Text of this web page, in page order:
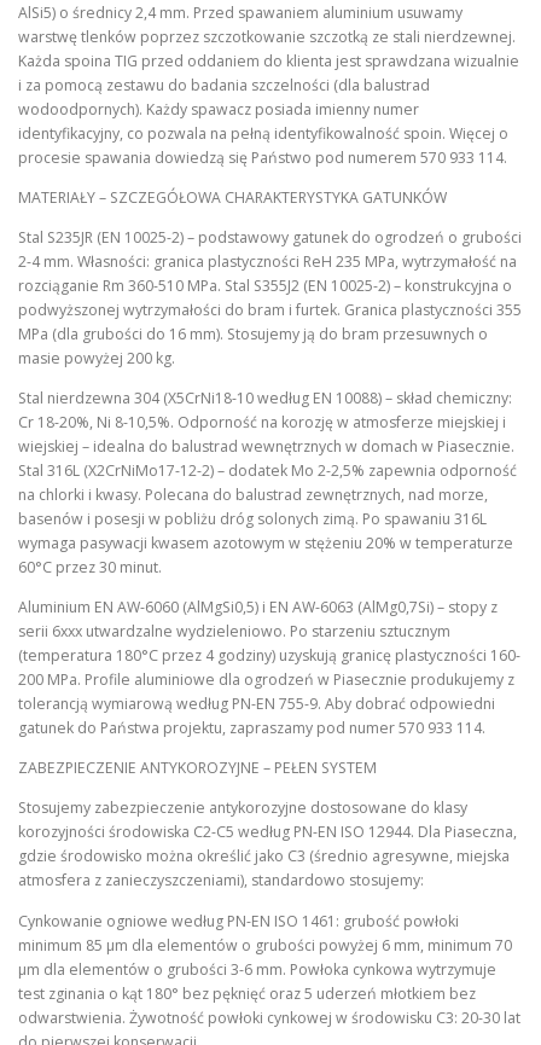
AlSi5) o średnicy 2,4 mm. Przed spawaniem aluminium usuwamy
warstwę tlenków poprzez szczotkowanie szczotką ze stali nierdzewnej.
Każda spoina TIG przed oddaniem do klienta jest sprawdzana wizualnie
i za pomocą zestawu do badania szczelności (dla balustrad
wodoodpornych). Każdy spawacz posiada imienny numer
identyfikacyjny, co pozwala na pełną identyfikowalność spoin. Więcej o
procesie spawania dowiedzą się Państwo pod numerem 570 933 114.
MATERIAŁY – SZCZEGÓŁOWA CHARAKTERYSTYKA GATUNKÓW
Stal S235JR (EN 10025-2) – podstawowy gatunek do ogrodzeń o grubości
2-4 mm. Własności: granica plastyczności ReH 235 MPa, wytrzymałość na
rozciąganie Rm 360-510 MPa. Stal S355J2 (EN 10025-2) – konstrukcyjna o
podwyższonej wytrzymałości do bram i furtek. Granica plastyczności 355
MPa (dla grubości do 16 mm). Stosujemy ją do bram przesuwnych o
masie powyżej 200 kg.
Stal nierdzewna 304 (X5CrNi18-10 według EN 10088) – skład chemiczny:
Cr 18-20%, Ni 8-10,5%. Odporność na korozję w atmosferze miejskiej i
wiejskiej – idealna do balustrad wewnętrznych w domach w Piasecznie.
Stal 316L (X2CrNiMo17-12-2) – dodatek Mo 2-2,5% zapewnia odporność
na chlorki i kwasy. Polecana do balustrad zewnętrznych, nad morze,
basenów i posesji w pobliżu dróg solonych zimą. Po spawaniu 316L
wymaga pasywacji kwasem azotowym w stężeniu 20% w temperaturze
60°C przez 30 minut.
Aluminium EN AW-6060 (AlMgSi0,5) i EN AW-6063 (AlMg0,7Si) – stopy z
serii 6xxx utwardzalne wydzieleniowo. Po starzeniu sztucznym
(temperatura 180°C przez 4 godziny) uzyskują granicę plastyczności 160-
200 MPa. Profile aluminiowe dla ogrodzeń w Piasecznie produkujemy z
tolerancją wymiarową według PN-EN 755-9. Aby dobrać odpowiedni
gatunek do Państwa projektu, zapraszamy pod numer 570 933 114.
ZABEZPIECZENIE ANTYKOROZYJNE – PEŁEN SYSTEM
Stosujemy zabezpieczenie antykorozyjne dostosowane do klasy
korozyjności środowiska C2-C5 według PN-EN ISO 12944. Dla Piaseczna,
gdzie środowisko można określić jako C3 (średnio agresywne, miejska
atmosfera z zanieczyszczeniami), standardowo stosujemy:
Cynkowanie ogniowe według PN-EN ISO 1461: grubość powłoki
minimum 85 µm dla elementów o grubości powyżej 6 mm, minimum 70
µm dla elementów o grubości 3-6 mm. Powłoka cynkowa wytrzymuje
test zginania o kąt 180° bez pęknięć oraz 5 uderzeń młotkiem bez
odwarstwienia. Żywotność powłoki cynkowej w środowisku C3: 20-30 lat